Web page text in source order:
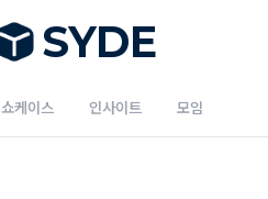
SYDE
쇼케이스 인사이트 모임